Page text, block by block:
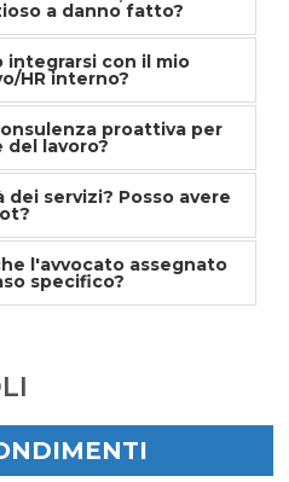
a danno fatto?
integrarsi con il mio
HR interno?
proattiva per
lavoro?
dei servizi? Posso avere
l'avvocato assegnato
specifico?